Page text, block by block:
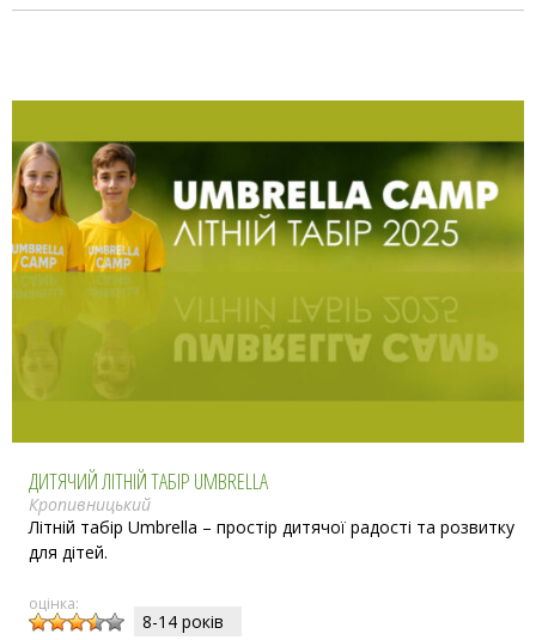
ДИТЯЧИЙ ЛІТНІЙ ТАБІР UMBRELLA
Кропивницький
Літній табір Umbrella – простір дитячої радості та розвитку
для дітей.
оцінка:
8-14 рокiв